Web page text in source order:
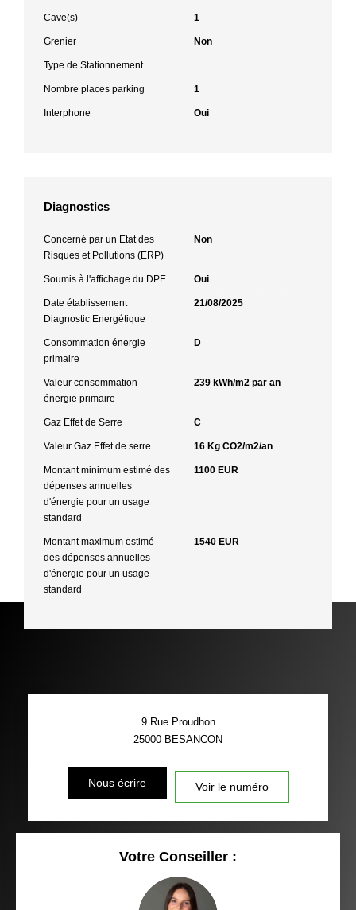
Cave(s) 1
Grenier Non
Type de Stationnement
Nombre places parking 1
Interphone Oui
Diagnostics
Concerné par un Etat des
Risques et Pollutions (ERP)
Non
Soumis à l'affichage du DPE Oui
Date établissement
Diagnostic Energétique
21/08/2025
Consommation énergie
primaire
D
Valeur consommation
énergie primaire
239 kWh/m2 par an
Gaz Effet de Serre C
Valeur Gaz Effet de serre 16 Kg CO2/m2/an
Montant minimum estimé des
dépenses annuelles
d'énergie pour un usage
standard
1100 EUR
Montant maximum estimé
des dépenses annuelles
d'énergie pour un usage
standard
1540 EUR
9 Rue Proudhon
25000 BESANCON
Nous écrire Voir le numéro
Votre Conseiller :